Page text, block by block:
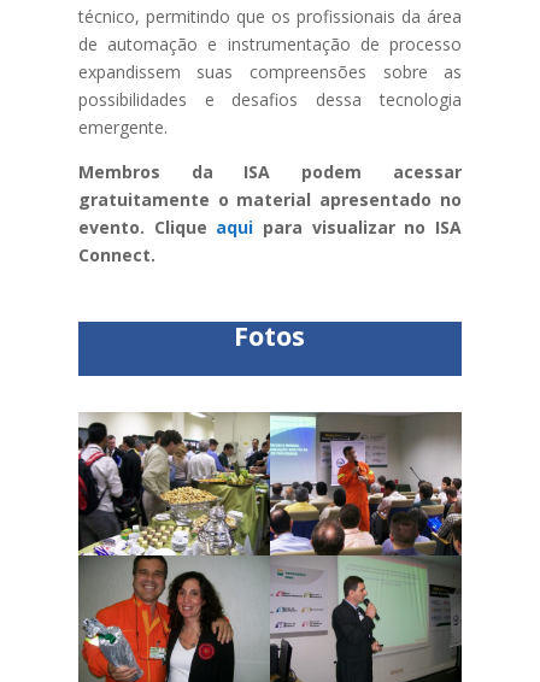
técnico, permitindo que os profissionais da área
de automação e instrumentação de processo
expandissem suas compreensões sobre as
possibilidades e desafios dessa tecnologia
emergente.
Membros da ISA podem acessar
gratuitamente o material apresentado no
evento. Clique aqui para visualizar no ISA
Connect.
Fotos